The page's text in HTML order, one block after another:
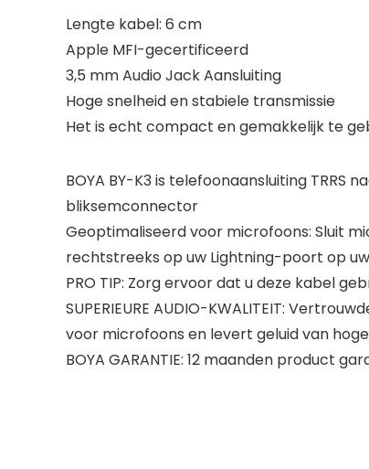
Lengte kabel: 6 cm
Apple MFI-gecertificeerd
3,5 mm Audio Jack Aansluiting
Hoge snelheid en stabiele transmissie
Het is echt compact en gemakkelijk te
BOYA BY-K3 is telefoonaansluiting
bliksemconnector
Geoptimaliseerd voor microfoons: Sluit
rechtstreeks op uw Lightning-poort op uw
PRO TIP: Zorg ervoor dat u deze kabel
SUPERIEURE AUDIO-KWALITEIT:
voor microfoons en levert geluid van
BOYA GARANTIE: 12 maanden product